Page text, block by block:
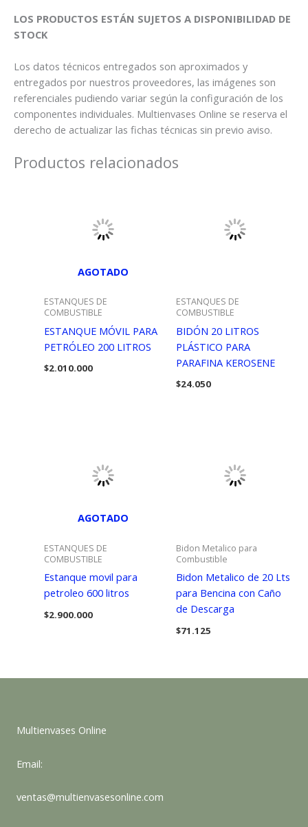
LOS PRODUCTOS ESTÁN SUJETOS A DISPONIBILIDAD DE
STOCK
Los datos técnicos entregados son aproximados y
entregados por nuestros proveedores, las imágenes son
referenciales pudiendo variar según la configuración de los
componentes individuales. Multienvases Online se reserva el
derecho de actualizar las fichas técnicas sin previo aviso.
Productos relacionados
AGOTADO
ESTANQUES DE
COMBUSTIBLE
ESTANQUE MÓVIL PARA
PETRÓLEO 200 LITROS
$2.010.000
ESTANQUES DE
COMBUSTIBLE
BIDÓN 20 LITROS
PLÁSTICO PARA
PARAFINA KEROSENE
$24.050
AGOTADO
ESTANQUES DE
COMBUSTIBLE
Estanque movil para
petroleo 600 litros
$2.900.000
Bidon Metalico para
Combustible
Bidon Metalico de 20 Lts
para Bencina con Caño
de Descarga
$71.125
Multienvases Online
Email:
ventas@multienvasesonline.com